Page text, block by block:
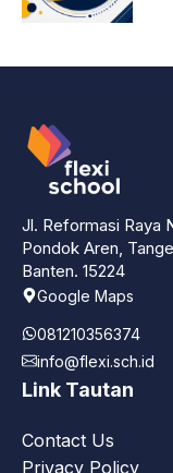
Jl. Reformasi Raya
Pondok Aren,
Banten. 15224
Google Maps
081210356374
info@flexi.sch.id
Link Tautan
Contact Us
Privacy Policy